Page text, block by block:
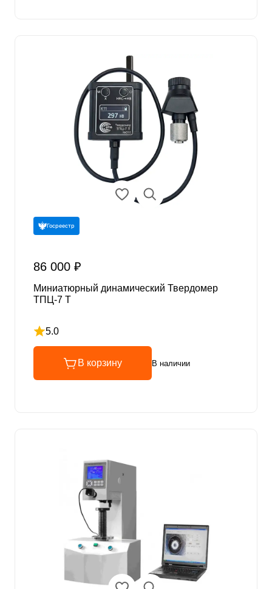
Госреестр
86 000 ₽
Миниатюрный динамический Твердомер
ТПЦ-7 Т
5.0
Рейтинг 5 из 5
В корзину В наличии